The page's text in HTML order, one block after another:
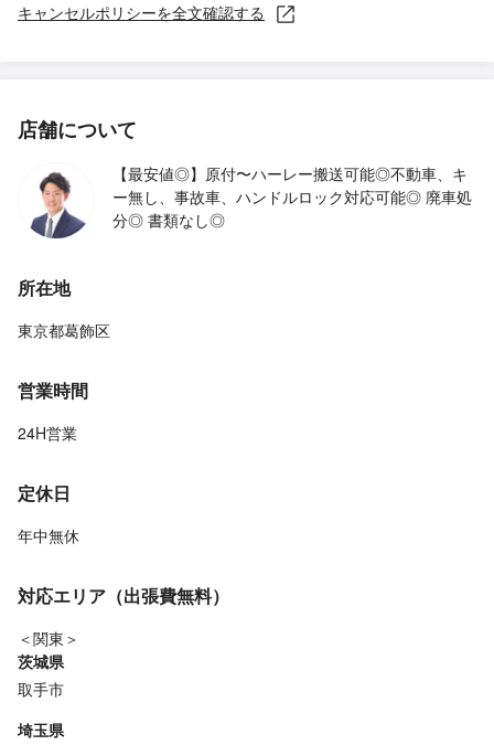
キャンセルポリシーを全文確認する
店舗について
【最安値◎】原付〜ハーレー搬送可能◎不動車、キ
ー無し、事故車、ハンドルロック対応可能◎ 廃車処
分◎ 書類なし◎
所在地
東京都葛飾区
営業時間
24H営業
定休日
年中無休
対応エリア（出張費無料）
＜関東＞
茨城県
取手市
埼玉県